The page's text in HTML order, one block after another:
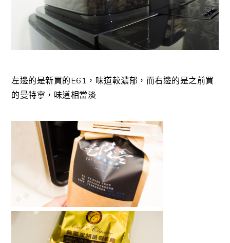
左邊的是新買的E61，味道較濃郁，而右邊的是之前買
的曼特寧，味道相當淡